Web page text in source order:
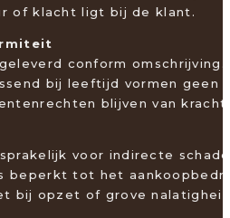
of klacht ligt bij de klant.
conform omschrijving.
bij leeftijd vormen geen
blijven van kracht.
voor indirecte
beperkt tot het
bij opzet of grove